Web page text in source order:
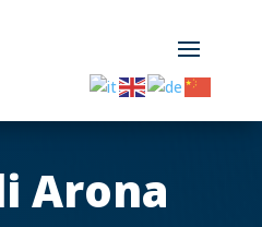
Arona